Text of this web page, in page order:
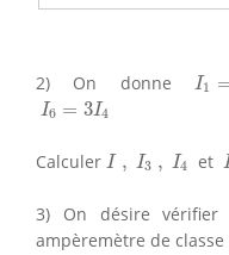
2) On donne I1
I1
I6 = 3I4
I6 I4
Calculer I , I3 , I4
I, , et I
I
3) On désire
ampèremètre de